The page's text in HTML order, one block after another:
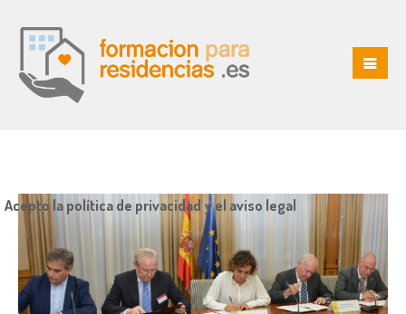
Acepto la política de privacidad y el aviso legal